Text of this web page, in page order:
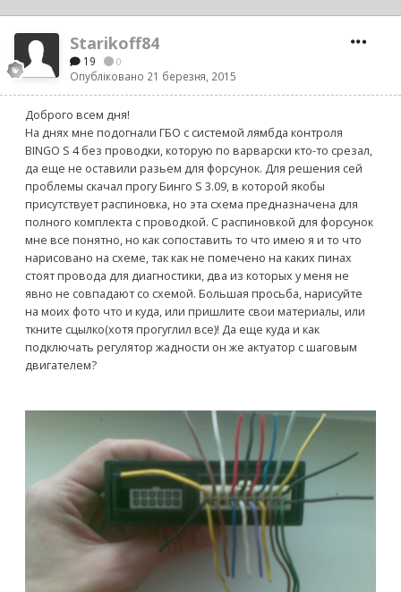
Starikoff84
19 0
Опубліковано 21 березня, 2015
Доброго всем дня!
На днях мне подогнали ГБО с системой лямбда контроля
BINGO S 4 без проводки, которую по варварски кто-то срезал,
да еще не оставили разьем для форсунок. Для решения сей
проблемы скачал прогу Бинго S 3.09, в которой якобы
присутствует распиновка, но эта схема предназначена для
полного комплекта с проводкой. С распиновкой для форсунок
мне все понятно, но как сопоставить то что имею я и то что
нарисовано на схеме, так как не помечено на каких пинах
стоят провода для диагностики, два из которых у меня не
явно не совпадают со схемой. Большая просьба, нарисуйте
на моих фото что и куда, или пришлите свои материалы, или
ткните сцылко(хотя прогуглил все)! Да еще куда и как
подключать регулятор жадности он же актуатор с шаговым
двигателем?